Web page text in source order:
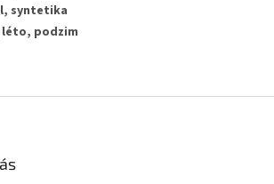
syntetika
podzim